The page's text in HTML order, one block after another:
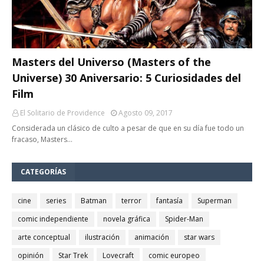
Masters del Universo (Masters of the
Universe) 30 Aniversario: 5 Curiosidades del
Film
El Solitario de Providence
Agosto 09, 2017
Considerada un clásico de culto a pesar de que en su día fue todo un
fracaso, Masters…
CATEGORÍAS
cine series Batman terror fantasía
Superman
comic independiente
novela gráfica
Spider-Man
arte conceptual
ilustración animación
star wars
opinión
Star Trek Lovecraft comic europeo